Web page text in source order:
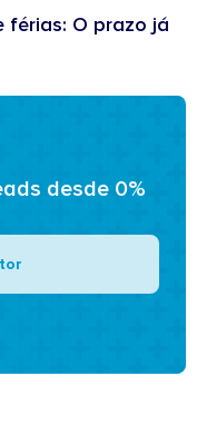
férias: O prazo já
desde 0%